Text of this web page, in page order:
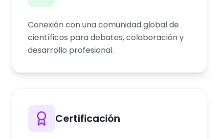
Conexión con una comunidad global de
científicos para debates, colaboración y
desarrollo profesional.
Certificación